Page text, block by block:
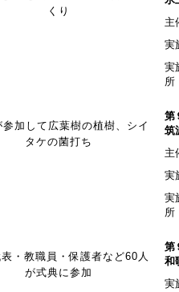
くり
主
実
実
所
加して広葉樹の植樹、シイ
タケの菌打ち
第
筑
主
実
実
所
表・教職員・保護者など60人
が式典に参加
第
和
実